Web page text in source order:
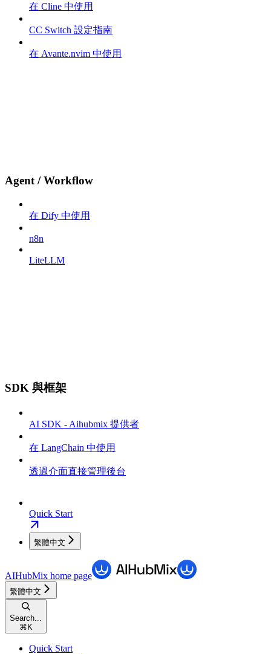
在 Cline 中使用
CC Switch 設定指南
在 Avante.nvim 中使用
Agent / Workflow
在 Dify 中使用
n8n
LiteLLM
SDK 與框架
AI SDK - Aihubmix 提供者
在 LangChain 中使用
透過介面直接管理後台
Quick Start
繁體中文
AIHubMix home page
繁體中文
Search...
⌘K
Quick Start